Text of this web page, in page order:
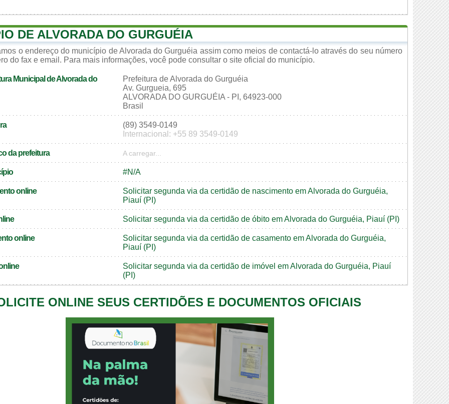
DE ALVORADA DO GURGUÉIA
o endereço do município de Alvorada do Gurguéia assim como meios de contactá-lo através do seu número
do fax e email. Para mais informações, você pode consultar o site oficial do município.
Municipal de Alvorada do
Prefeitura de Alvorada do Gurguéia
Av. Gurgueia, 695
ALVORADA DO GURGUÉIA - PI, 64923-000
Brasil
(89) 3549-0149
Internacional: +55 89 3549-0149
da prefeitura A carregar...
#N/A
online
Solicitar segunda via da certidão de nascimento em Alvorada do Gurguéia,
Piauí (PI)
Solicitar segunda via da certidão de óbito em Alvorada do Gurguéia, Piauí (PI)
online
Solicitar segunda via da certidão de casamento em Alvorada do Gurguéia,
Piauí (PI)
Solicitar segunda via da certidão de imóvel em Alvorada do Gurguéia, Piauí
(PI)
ONLINE SEUS CERTIDÕES E DOCUMENTOS OFICIAIS